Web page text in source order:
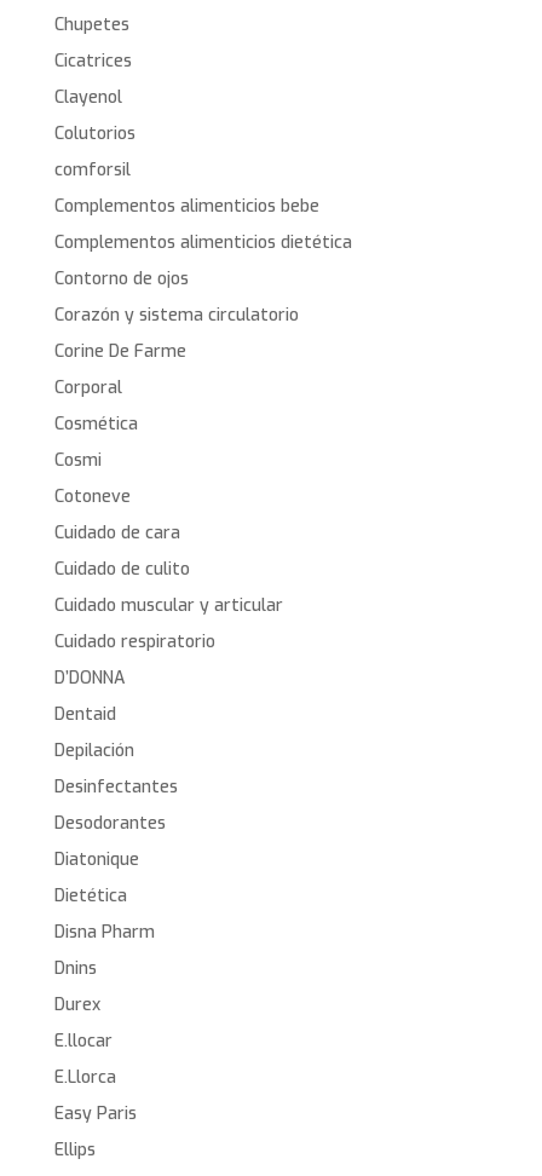
Chupetes
Cicatrices
Clayenol
Colutorios
comforsil
Complementos alimenticios bebe
Complementos alimenticios dietética
Contorno de ojos
Corazón y sistema circulatorio
Corine De Farme
Corporal
Cosmética
Cosmi
Cotoneve
Cuidado de cara
Cuidado de culito
Cuidado muscular y articular
Cuidado respiratorio
D’DONNA
Dentaid
Depilación
Desinfectantes
Desodorantes
Diatonique
Dietética
Disna Pharm
Dnins
Durex
E.llocar
E.Llorca
Easy Paris
Ellips